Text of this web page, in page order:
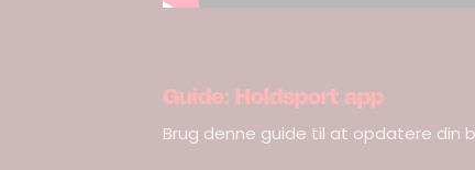
Guide: Holdsport app
Brug denne guide til at opdatere din